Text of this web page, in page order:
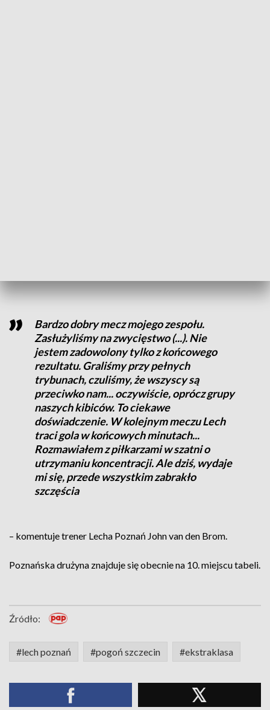
Bardzo dobry mecz mojego zespołu.
Zasłużyliśmy na zwycięstwo (...). Nie
jestem zadowolony tylko z końcowego
rezultatu. Graliśmy przy pełnych
trybunach, czuliśmy, że wszyscy są
przeciwko nam... oczywiście, oprócz grupy
naszych kibiców. To ciekawe
doświadczenie. W kolejnym meczu Lech
traci gola w końcowych minutach...
Rozmawiałem z piłkarzami w szatni o
utrzymaniu koncentracji. Ale dziś, wydaje
mi się, przede wszystkim zabrakło
szczęścia
– komentuje trener Lecha Poznań John van den Brom.
Poznańska drużyna znajduje się obecnie na 10. miejscu tabeli.
Źródło:
#lech poznań #pogoń szczecin #ekstraklasa